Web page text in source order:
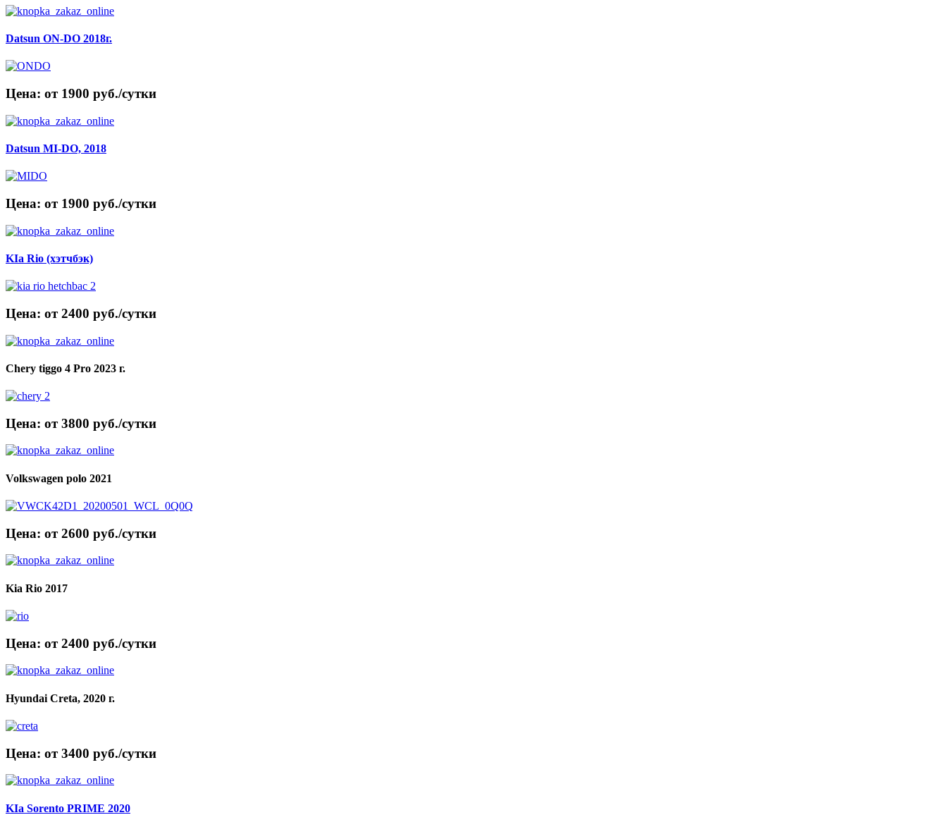
Datsun ON-DO 2018г.
Цена: от 1900 руб./сутки
Datsun MI-DO, 2018
Цена: от 1900 руб./сутки
KIa Rio (хэтчбэк)
Цена: от 2400 руб./сутки
Chery tiggo 4 Pro 2023 г.
Цена: от 3800 руб./сутки
Volkswagen polo 2021
Цена: от 2600 руб./сутки
Kia Rio 2017
Цена: от 2400 руб./сутки
Hyundai Creta, 2020 г.
Цена: от 3400 руб./сутки
KIa Sorento PRIME 2020